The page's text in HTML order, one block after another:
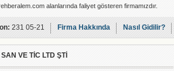
alanlarında faliyet gösteren firmamızdır.
231 05-21 Firma Hakkında Nasıl Gidilir?
VE TİC LTD ŞTİ